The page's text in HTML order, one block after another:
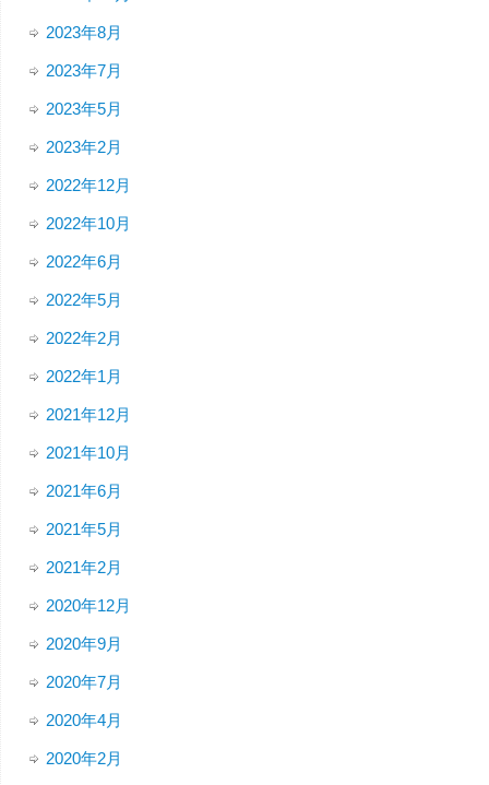
2023年8月
2023年7月
2023年5月
2023年2月
2022年12月
2022年10月
2022年6月
2022年5月
2022年2月
2022年1月
2021年12月
2021年10月
2021年6月
2021年5月
2021年2月
2020年12月
2020年9月
2020年7月
2020年4月
2020年2月